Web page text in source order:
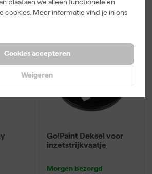
cookies. Meer informatie vind je in ons
Cookies accepteren
Weigeren
Vergelijk
Go!Paint Deksel voor
inzetstrijkvaatje
Morgen bezorgd